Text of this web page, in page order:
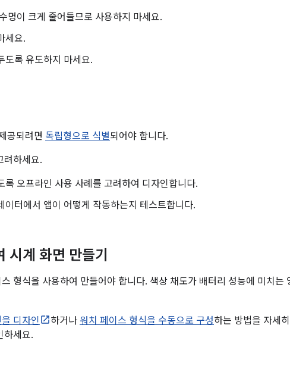
명이 크게 줄어들므로 사용하지 마세요.
세요.
도록 유도하지 마세요.
공되려면 독립형으로 식별되어야 합니다.
려하세요.
록 오프라인 사용 사례를 고려하여 디자인합니다.
터에서 앱이 어떻게 작동하는지 테스트합니다.
시계 화면 만들기
형식을 사용하여 만들어야 합니다. 색상 채도가 배터리 성능에 미치는
디자인 하거나 워치 페이스 형식을 수동으로 구성하는 방법을 자세
하세요.